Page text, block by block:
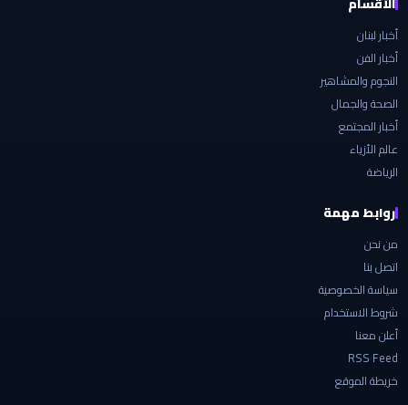
أخبار لبنان
أخبار الفن
النجوم والمشاهير
الصحة والجمال
أخبار المجتمع
عالم الأزياء
الرياضة
روابط مهمة
من نحن
اتصل بنا
سياسة الخصوصية
شروط الاستخدام
أعلن معنا
RSS Feed
خريطة الموقع